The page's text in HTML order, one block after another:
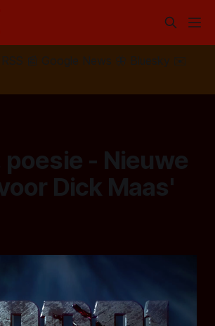
RSS 📰 Google News 🦋 Bluesky
✉️
poesie - Nieuwe
Dick Maas'